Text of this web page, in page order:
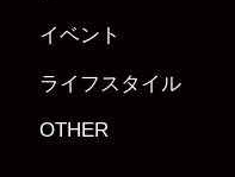
イベント
ライフスタイル
OTHER